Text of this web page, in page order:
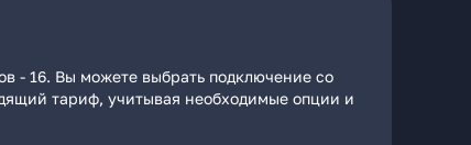
- 16. Вы можете выбрать подключение со
тариф, учитывая необходимые опции и